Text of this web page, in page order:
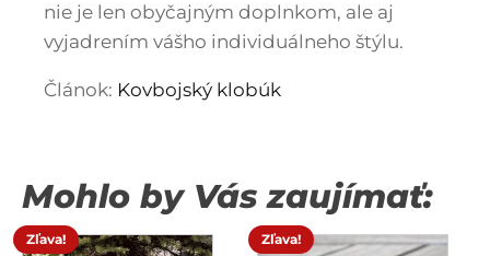
nie je len obyčajným doplnkom, ale aj
vyjadrením vášho individuálneho štýlu.
Článok: Kovbojský klobúk
Mohlo by Vás zaujímať:
Zľava! Zľava!